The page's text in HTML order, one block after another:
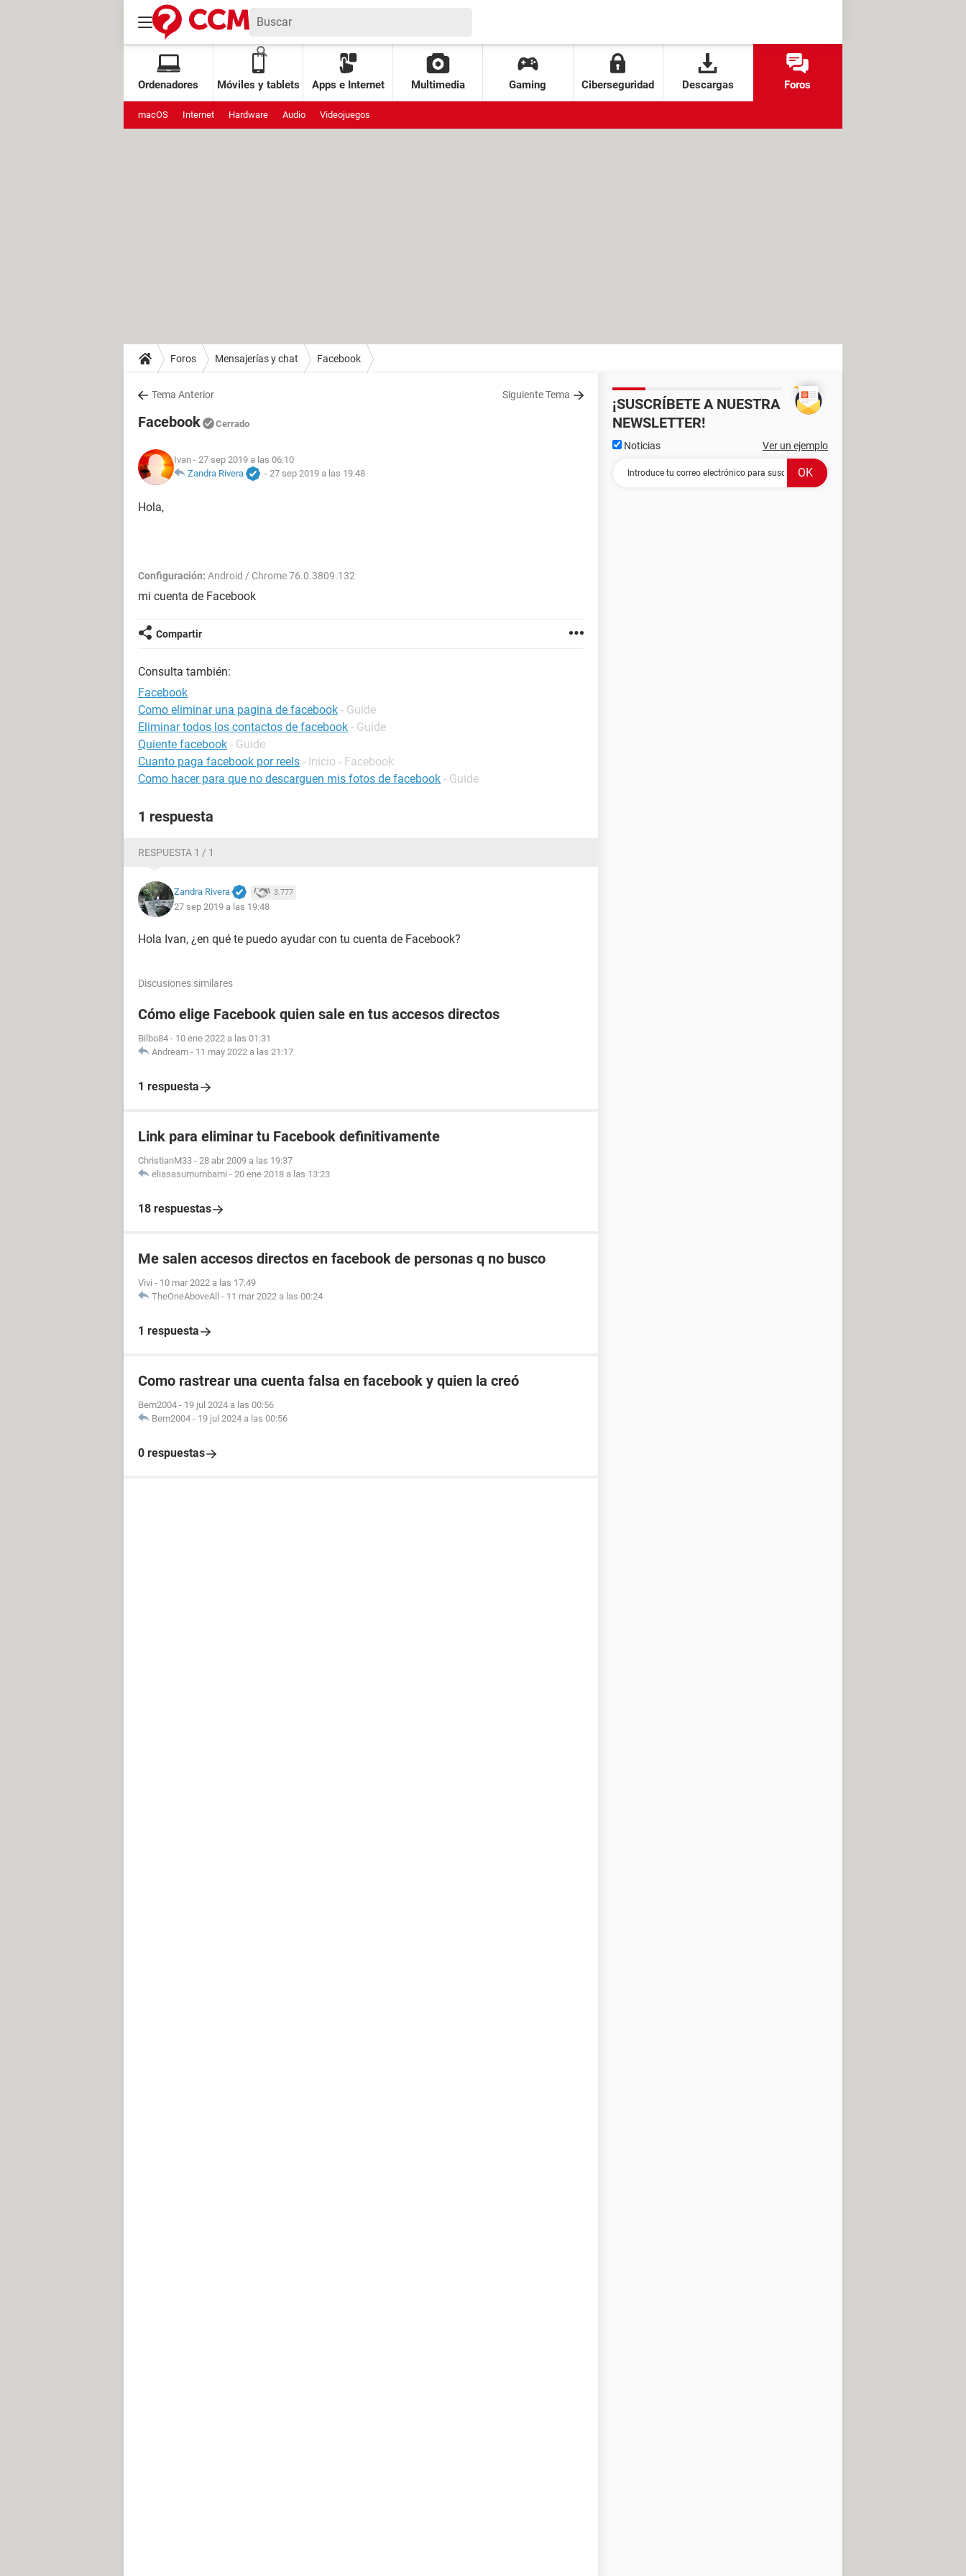
Ordenadores Móviles y tablets Apps e Internet Multimedia Gaming Ciberseguridad Descargas Foros
macOS Internet Hardware Audio Videojuegos
Foros Mensajerías y chat Facebook
Tema Anterior Siguiente Tema
Facebook Cerrado
Ivan - 27 sep 2019 a las 06:10
Zandra Rivera
- 27 sep 2019 a las 19:48
Hola,
Configuración: Android / Chrome 76.0.3809.132
mi cuenta de Facebook
Compartir
Consulta también:
Facebook
Como eliminar una pagina de facebook - Guide
Eliminar todos los contactos de facebook - Guide
Quiente facebook - Guide
Cuanto paga facebook por reels - Inicio - Facebook
Como hacer para que no descarguen mis fotos de facebook - Guide
1 respuesta
RESPUESTA 1 / 1
Zandra Rivera 3.777
27 sep 2019 a las 19:48
Hola Ivan, ¿en qué te puedo ayudar con tu cuenta de Facebook?
Discusiones similares
Cómo elige Facebook quien sale en tus accesos directos
Bilbo84 - 10 ene 2022 a las 01:31
Andream - 11 may 2022 a las 21:17
1 respuesta
Link para eliminar tu Facebook definitivamente
ChristianM33 - 28 abr 2009 a las 19:37
eliasasumumbami - 20 ene 2018 a las 13:23
18 respuestas
Me salen accesos directos en facebook de personas q no busco
Vivi - 10 mar 2022 a las 17:49
TheOneAboveAll - 11 mar 2022 a las 00:24
1 respuesta
Como rastrear una cuenta falsa en facebook y quien la creó
Bem2004 - 19 jul 2024 a las 00:56
Bem2004 - 19 jul 2024 a las 00:56
0 respuestas
¡SUSCRÍBETE A NUESTRA
NEWSLETTER!
Noticias Ver un ejemplo